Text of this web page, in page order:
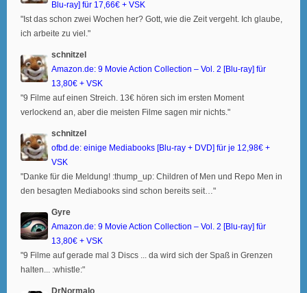
Blu-ray] für 17,66€ + VSK
"Ist das schon zwei Wochen her? Gott, wie die Zeit vergeht. Ich glaube,
ich arbeite zu viel."
schnitzel
Amazon.de: 9 Movie Action Collection – Vol. 2 [Blu-ray] für
13,80€ + VSK
"9 Filme auf einen Streich. 13€ hören sich im ersten Moment
verlockend an, aber die meisten Filme sagen mir nichts."
schnitzel
ofbd.de: einige Mediabooks [Blu-ray + DVD] für je 12,98€ +
VSK
"Danke für die Meldung! :thump_up: Children of Men und Repo Men in
den besagten Mediabooks sind schon bereits seit…"
Gyre
Amazon.de: 9 Movie Action Collection – Vol. 2 [Blu-ray] für
13,80€ + VSK
"9 Filme auf gerade mal 3 Discs ... da wird sich der Spaß in Grenzen
halten... :whistle:"